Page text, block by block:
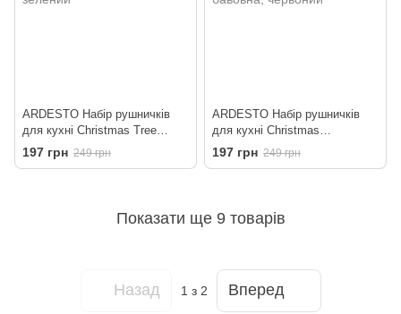
ARDESTO Набір рушничків
для кухні Christmas Tree
38х63см, 2шт, 100% бавовна,
зелений
197 грн 249 грн
ARDESTO Набір рушничків
для кухні Christmas
Gingerbread 38х63см, 2шт,
100% бавовна, червоний
197 грн 249 грн
Показати ще 9 товарів
Назад 1 з 2 Вперед